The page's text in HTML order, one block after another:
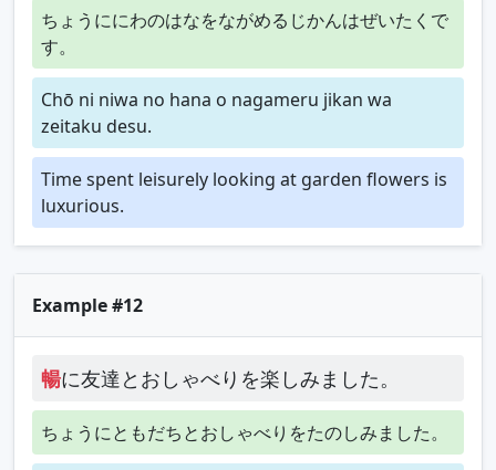
ちょうににわのはなをながめるじかんはぜいたくで
す。
Chō ni niwa no hana o nagameru jikan wa
zeitaku desu.
Time spent leisurely looking at garden flowers is
luxurious.
Example #12
暢に友達とおしゃべりを楽しみました。
ちょうにともだちとおしゃべりをたのしみました。